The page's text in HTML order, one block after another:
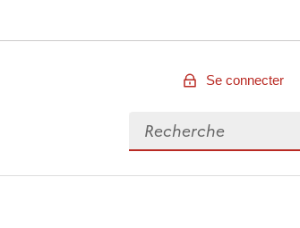
Se connecter
Rechercher des données